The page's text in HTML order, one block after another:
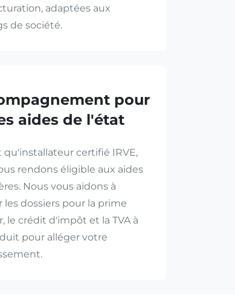
adaptées aux
de société.
pour
aides de l'état
qu'installateur certifié IRVE,
rendons éligible aux aides
Nous vous aidons à
les dossiers pour la prime
le crédit d'impôt et la TVA à
pour alléger votre